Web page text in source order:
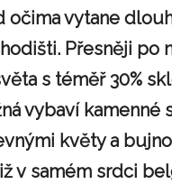
očima vytane
Přesněji po
s téměř 30%
vybaví kamenné
květy a
v samém srdci